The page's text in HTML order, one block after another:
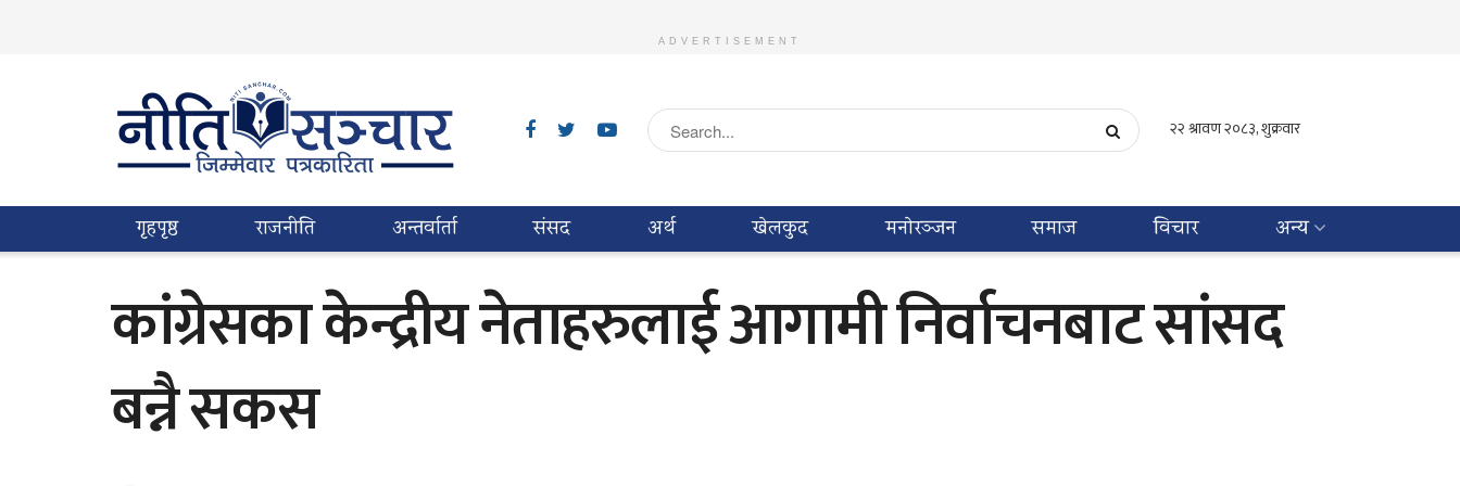
ADVERTISEMENT
गृहपृष्ठ राजनीति अन्तर्वार्ता संसद अर्थ खेलकुद मनाेरञ्जन समाज विचार अन्य
कांग्रेसका केन्द्रीय नेताहरुलाई आगामी निर्वाचनबाट सांसद
बन्नै सकस